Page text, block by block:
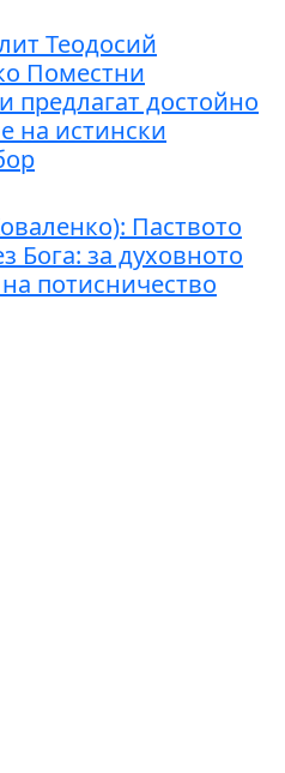
Теодосий
Поместни
предлагат достойно
на истински
Паството
Бога: за духовното
потисничество